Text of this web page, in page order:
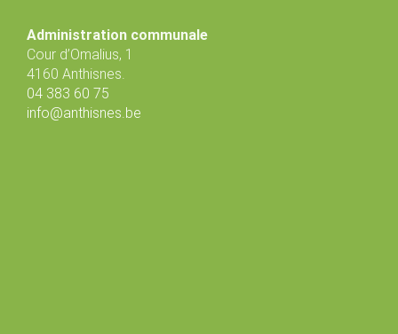
Administration communale
Cour d’Omalius, 1
4160 Anthisnes.
04 383 60 75
info@anthisnes.be